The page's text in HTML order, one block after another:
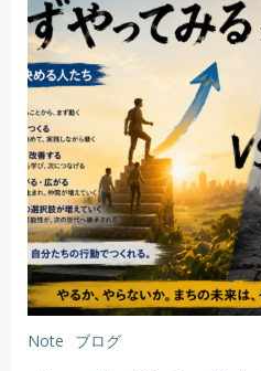
Note ブログ